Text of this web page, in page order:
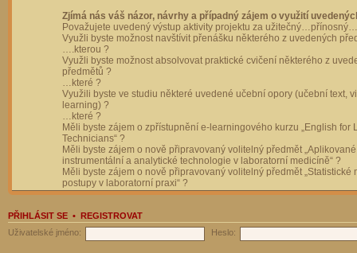
Zjímá nás váš názor, návrhy a případný zájem o využití
Považujete uvedený výstup aktivity projektu za
Využli byste možnost navštívit přenášku některého z uvedených
….kterou ?
Využli byste možnost absolvovat praktické cvičení některého z
předmětů ?
…které ?
Využili byste ve studiu některé uvedené učební opory (učební text,
learning) ?
…které ?
Měli byste zájem o zpřístupnění e-learningového kurzu „English for
Technicians“ ?
Měli byste zájem o nově připravovaný volitelný předmět „Aplikované
instrumentální a analytické technologie v laboratorní medicíně“ ?
Měli byste zájem o nově připravovaný volitelný předmět „Statistické
postupy v laboratorní praxi“ ?
PŘIHLÁSIT SE • REGISTROVAT
Uživatelské jméno:
Heslo: